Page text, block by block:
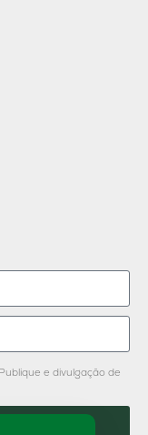
e divulgação de